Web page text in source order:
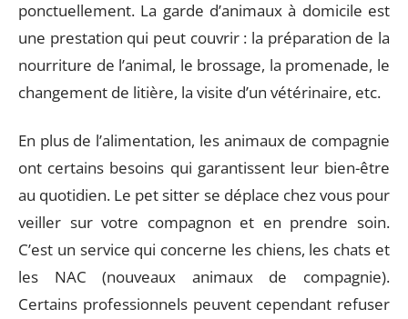
ponctuellement. La garde d’animaux à domicile est
une prestation qui peut couvrir : la préparation de la
nourriture de l’animal, le brossage, la promenade, le
changement de litière, la visite d’un vétérinaire, etc.
En plus de l’alimentation, les animaux de compagnie
ont certains besoins qui garantissent leur bien-être
au quotidien. Le pet sitter se déplace chez vous pour
veiller sur votre compagnon et en prendre soin.
C’est un service qui concerne les chiens, les chats et
les NAC (nouveaux animaux de compagnie).
Certains professionnels peuvent cependant refuser